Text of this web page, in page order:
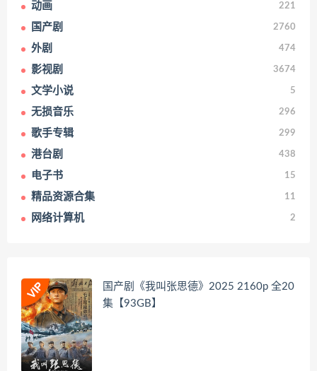
动画 221
国产剧 2760
外剧 474
影视剧 3674
文学小说 5
无损音乐 296
歌手专辑 299
港台剧 438
电子书 15
精品资源合集 11
网络计算机 2
国产剧《我叫张思德》2025 2160p 全20
集【93GB】